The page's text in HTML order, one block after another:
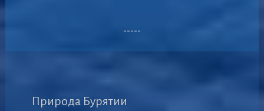
-----
Природа Бурятии